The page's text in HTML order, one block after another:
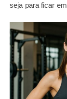
seja para ficar